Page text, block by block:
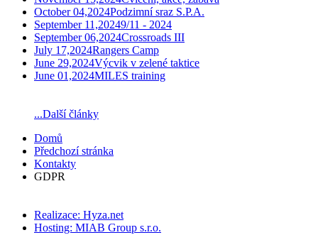
October 04,2024Podzimní sraz S.P.A.
September 11,20249/11 - 2024
September 06,2024Crossroads III
July 17,2024Rangers Camp
June 29,2024Výcvik v zelené taktice
June 01,2024MILES training
...Další články
Domů
Předchozí stránka
Kontakty
GDPR
Realizace: Hyza.net
Hosting: MIAB Group s.r.o.